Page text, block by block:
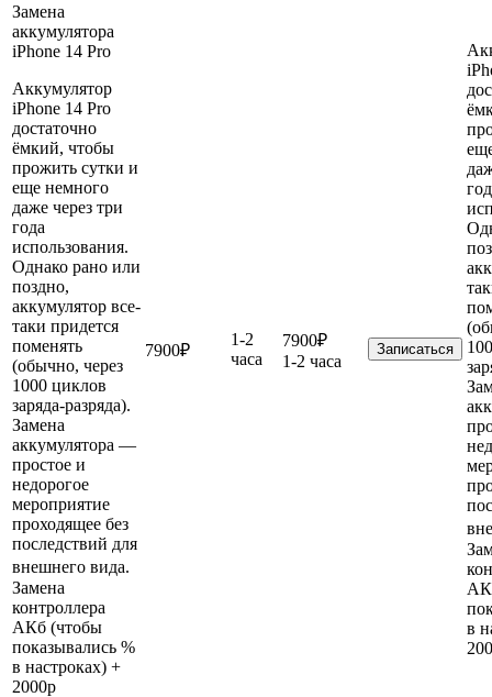
Замена
аккумулятора
iPhone 14 Pro
Аккумулятор
iPhone 14 Pro
достаточно
ёмкий, чтобы
прожить сутки и
еще немного
даже через три
года
использования.
Однако рано или
поздно,
аккумулятор все-
таки придется
поменять
(обычно, через
1000 циклов
заряда-разряда).
Замена
аккумулятора —
простое и
недорогое
мероприятие
проходящее без
последствий для
внешнего вида.
Замена
контроллера
АКб (чтобы
показывались %
в настроках) +
2000р
7900₽
1-2
часа
7900₽
1-2 часа
Записаться
в